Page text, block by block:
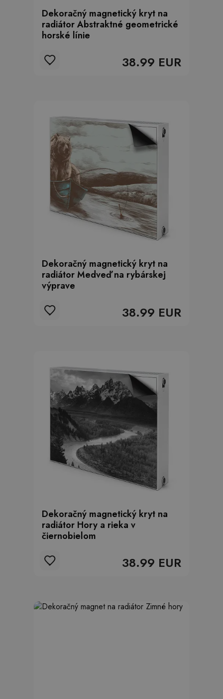
Dekoračný magnetický kryt na
radiátor Abstraktné geometrické
horské línie
38.99 EUR
Dekoračný magnetický kryt na
radiátor Medveď na rybárskej
výprave
38.99 EUR
Dekoračný magnetický kryt na
radiátor Hory a rieka v
čiernobielom
38.99 EUR